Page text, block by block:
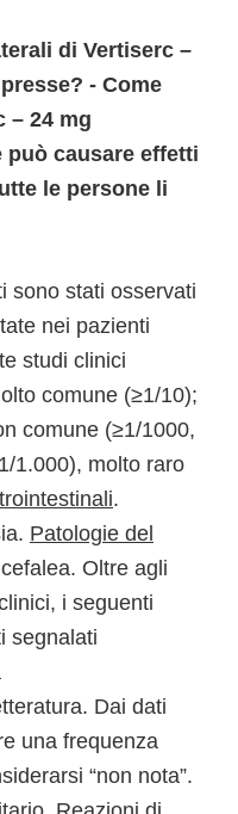
di Vertiserc –
- Come
– 24 mg
può causare effetti
le persone li
sono stati osservati
nei pazienti
studi clinici
comune (≥1/10);
comune (≥1/1000,
1.000), molto raro
.
Patologie del
Oltre agli
i seguenti
segnalati
Dai dati
una frequenza
“non nota”.